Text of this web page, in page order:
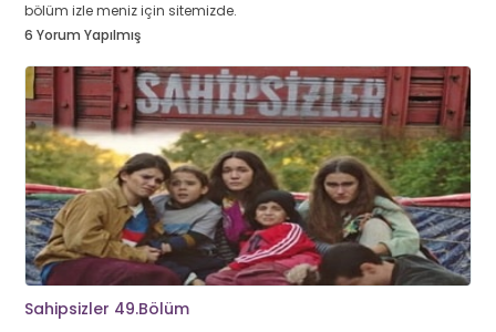
bölüm izle meniz için sitemizde.
6 Yorum Yapılmış
Sahipsizler 49.Bölüm